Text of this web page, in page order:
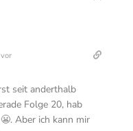
seit anderthalb
Folge 20, hab
Aber ich kann mir